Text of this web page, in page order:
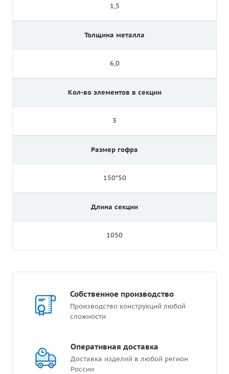
1,5
Толщина металла
6,0
Кол-во элементов в секции
3
Размер гофра
150*50
Длина секции
1050
Собственное производство
Производство конструкций любой
сложности
Оперативная доставка
Доставка изделий в любой регион
России